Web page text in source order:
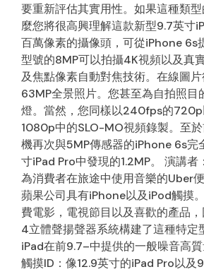
要重新評估其實用性。如果這種類
麼您將很高興理解這款新型9.7英寸
百萬像素的攝像頭，可從iPhone 6s
型號的8MP可以拍攝4K視頻以及真
及焦點像素自動對焦技術。在線圖
63MP全景照片。您甚至為自拍照目
燈。當然，您同樣以240fps的
1080p中的SLO-MO視頻錄製。至
機再次與5MP傳感器的iPhone 6s完
寸iPad Pro中發現的1.2MP。 演講
為消費者在旅途中使用音樂的Uber便
蘋果公司具有iPhone以及iPod觸摸
費電影，電視節目以及喜歡的產品
4立體聲揚聲器系統構建了這種特定
iPad在前9.7–中提供的一般噪音高質
觸摸ID：像12.9英寸的iPad Pro以及